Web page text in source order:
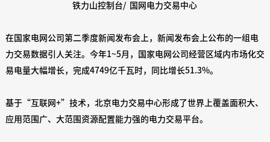
铁力山控制台/ 国网电力交易中心
在国家电网公司第二季度新闻发布会上，新闻发布会上公布的一组电
力交易数据引人关注。今年1~5月，国家电网公司经营区域内市场化交
易电量大幅增长，完成4749亿千瓦时，同比增长51.3%。
基于“互联网+”技术，北京电力交易中心形成了世界上覆盖面积大、
应用范围广、大范围资源配置能力强的电力交易平台。